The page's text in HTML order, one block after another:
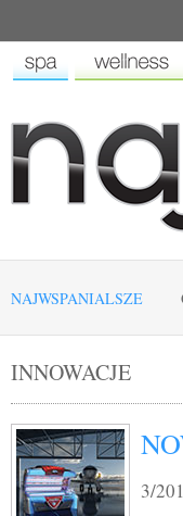
NAJWSPANIALSZE
INNOWACJE
3/